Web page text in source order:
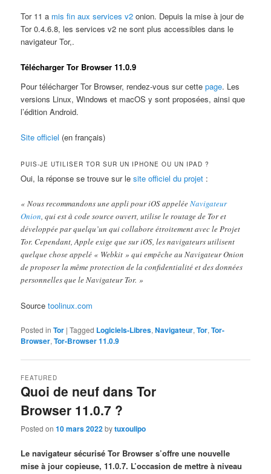
Tor 11 a mis fin aux services v2 onion. Depuis la mise à jour de
Tor 0.4.6.8, les services v2 ne sont plus accessibles dans le
navigateur Tor,.
Télécharger Tor Browser 11.0.9
Pour télécharger Tor Browser, rendez-vous sur cettepage. Les
versions Linux, Windows et macOS y sont proposées, ainsi que
l’édition Android.
Site officiel (en français)
PUIS-JE UTILISER TOR SUR UN IPHONE OU UN IPAD ?
Oui, la réponse se trouve sur lesite officiel du projet :
« Nous recommandons une appli pour iOS appeléeNavigateur
Onion, qui est à code source ouvert, utilise le routage de Tor et
développée par quelqu’un qui collabore étroitement avec le Projet
Tor. Cependant, Apple exige que sur iOS, les navigateurs utilisent
quelque chose appelé « Webkit » qui empêche au Navigateur Onion
de proposer la même protection de la confidentialité et des données
personnelles que le Navigateur Tor. »
Sourcetoolinux.com
Posted in Tor |Tagged Logiciels-Libres,Navigateur,Tor,Tor-
Browser,Tor-Browser 11.0.9
Quoi de neuf dans Tor
Browser 11.0.7 ?
FEATURED
Posted on10 mars 2022bytuxoulipo
Le navigateur sécurisé Tor Browser s’offre une nouvelle
mise à jour copieuse, 11.0.7. L’occasion de mettre à niveau